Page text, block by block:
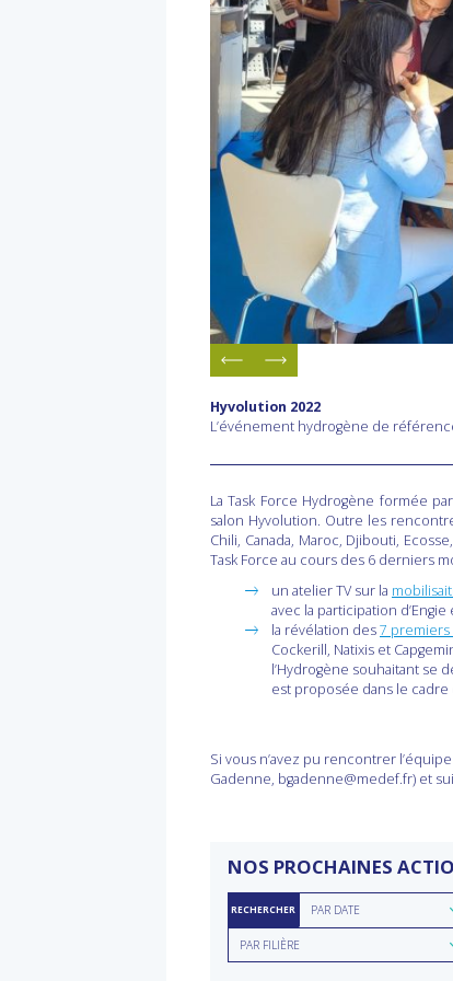
Hyvolution 2022
L’événement hydrogène de
La Task Force Hydrogène formée
salon Hyvolution. Outre les
Chili, Canada, Maroc, Djibouti,
Task Force au cours des 6 derniers
un atelier TV sur la
avec la participation d’Engie
la révélation des7 premiers
Cockerill, Natixis et
l’Hydrogène souhaitant se
est proposée dans le cadre
Si vous n’avez pu rencontrer
Gadenne, bgadenne@medef.fr) et
NOS PROCHAINES
RECHERCHER Rechercher
par
date
PAR DATE
Rechercher
parPAR FILIÈRE